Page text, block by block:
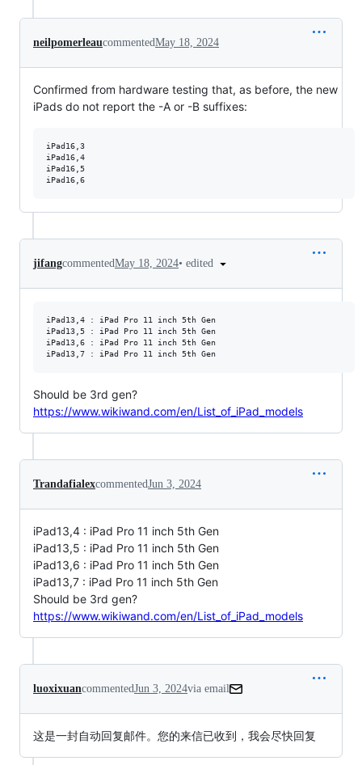
neilpomerleaucommentedMay 18, 2024
Confirmed from hardware testing that, as before, the new
iPads do not report the -A or -B suffixes:
iPad16,3
iPad16,4
iPad16,5
jifangcommentedMay 18, 2024• edited
iPad13,4 : iPad Pro 11 inch 5th Gen
iPad13,5 : iPad Pro 11 inch 5th Gen
iPad13,6 : iPad Pro 11 inch 5th Gen
Should be 3rd gen?
https://www.wikiwand.com/en/List_of_iPad_models
TrandafialexcommentedJun 3, 2024
iPad13,4 : iPad Pro 11 inch 5th Gen
iPad13,5 : iPad Pro 11 inch 5th Gen
iPad13,6 : iPad Pro 11 inch 5th Gen
iPad13,7 : iPad Pro 11 inch 5th Gen
Should be 3rd gen?
https://www.wikiwand.com/en/List_of_iPad_models
luoxixuancommentedJun 3, 2024via email
这是一封自动回复邮件。您的来信已收到，我会尽快回复